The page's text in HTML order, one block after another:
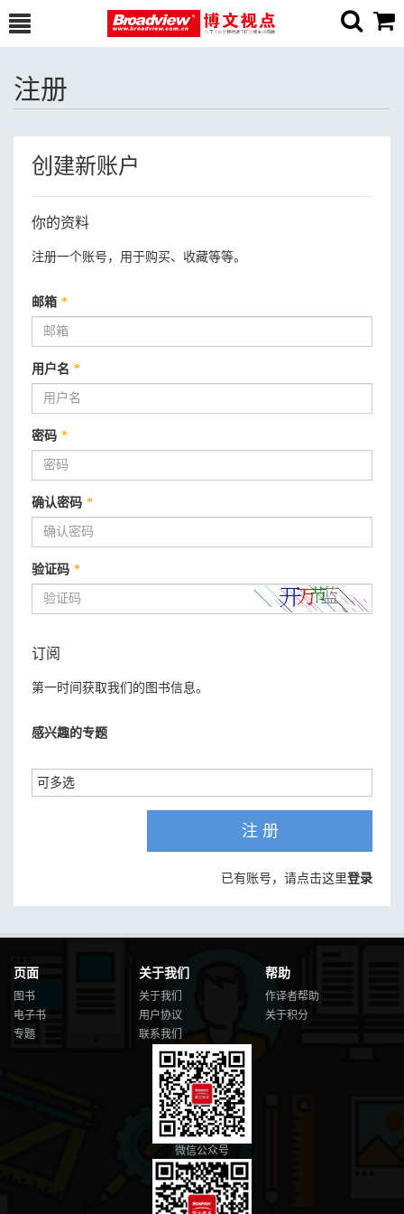
注册
创建新账户
你的资料
注册一个账号，用于购买、收藏等等。
邮箱 *
用户名 *
密码 *
确认密码 *
验证码 *
订阅
第一时间获取我们的图书信息。
感兴趣的专题
注 册
已有账号，请点击这里登录
页面
图书
电子书
专题
关于我们
关于我们
用户协议
联系我们
帮助
作译者帮助
关于积分
微信公众号